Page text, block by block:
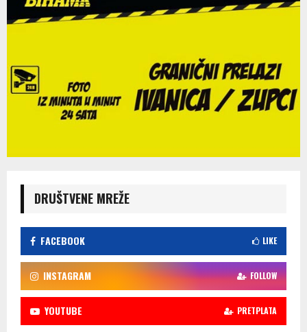
DRUŠTVENE MREŽE
FACEBOOK LIKE
INSTAGRAM FOLLOW
YOUTUBE PRETPLATA